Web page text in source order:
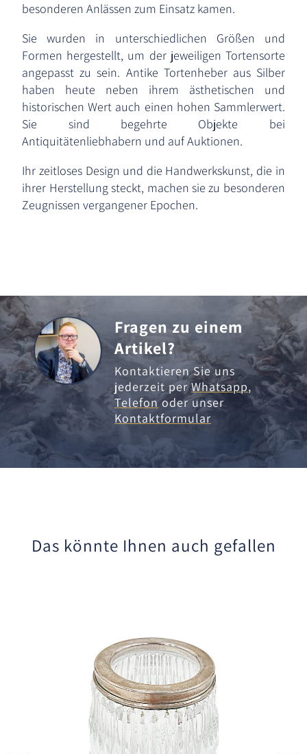
besonderen Anlässen zum Einsatz kamen.
Sie wurden in unterschiedlichen Größen und
Formen hergestellt, um der jeweiligen Tortensorte
angepasst zu sein. Antike Tortenheber aus Silber
haben heute neben ihrem ästhetischen und
historischen Wert auch einen hohen Sammlerwert.
Sie sind begehrte Objekte bei
Antiquitätenliebhabern und auf Auktionen.
Ihr zeitloses Design und die Handwerkskunst, die in
ihrer Herstellung steckt, machen sie zu besonderen
Zeugnissen vergangener Epochen.
Fragen zu einem
Artikel?
Kontaktieren Sie uns
jederzeit perWhatsapp,
Telefonoder unser
Kontaktformular
Das könnte Ihnen auch gefallen